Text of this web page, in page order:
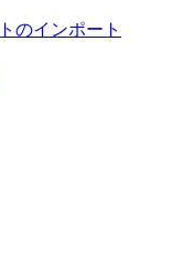
のインポート